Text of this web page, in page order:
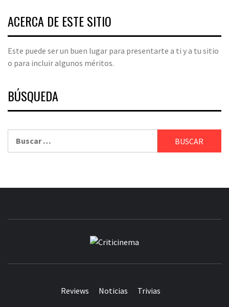
ACERCA DE ESTE SITIO
Este puede ser un buen lugar para presentarte a ti y a tu sitio
o para incluir algunos méritos.
BÚSQUEDA
Reviews Noticias Trivias